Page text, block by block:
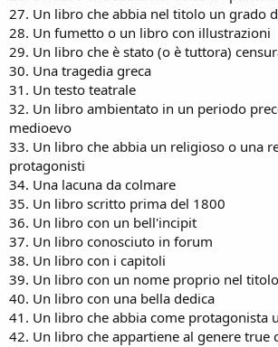
27. Un libro che abbia nel titolo un grado
28. Un fumetto o un libro con illustrazioni
29. Un libro che è stato (o è tuttora)
30. Una tragedia greca
31. Un testo teatrale
32. Un libro ambientato in un periodo
medioevo
33. Un libro che abbia un religioso o una
protagonisti
34. Una lacuna da colmare
35. Un libro scritto prima del 1800
36. Un libro con un bell'incipit
37. Un libro conosciuto in forum
38. Un libro con i capitoli
39. Un libro con un nome proprio nel titolo
40. Un libro con una bella dedica
41. Un libro che abbia come protagonista
42. Un libro che appartiene al genere true